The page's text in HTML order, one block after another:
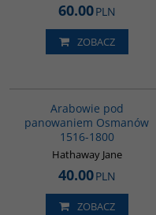
60.00PLN
ZOBACZ
Arabowie pod
panowaniem Osmanów
1516-1800
Hathaway Jane
40.00PLN
ZOBACZ